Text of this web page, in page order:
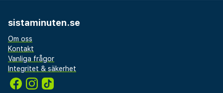
sistaminuten.se
Om oss
Kontakt
Vanliga frågor
Integritet & säkerhet